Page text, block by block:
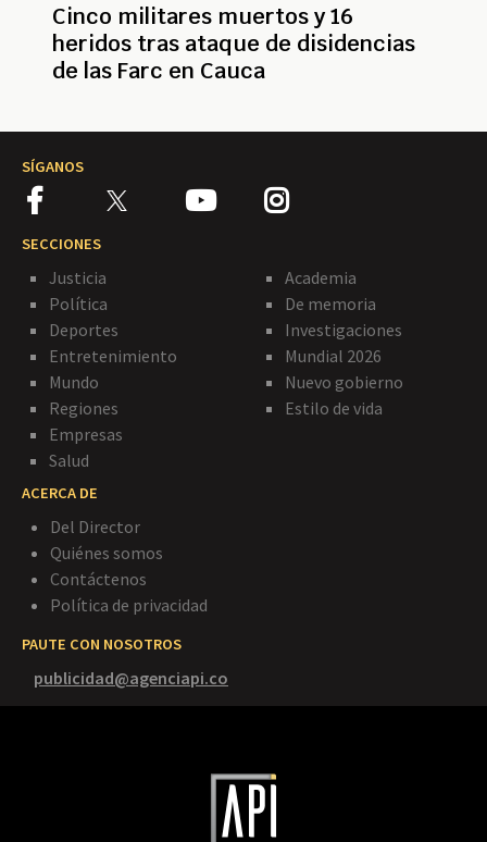
Cinco militares muertos y 16
heridos tras ataque de disidencias
de las Farc en Cauca
SÍGANOS
SECCIONES
Justicia
Política
Deportes
Entretenimiento
Mundo
Regiones
Empresas
Salud
Academia
De memoria
Investigaciones
Mundial 2026
Nuevo gobierno
Estilo de vida
ACERCA DE
Del Director
Quiénes somos
Contáctenos
Política de privacidad
PAUTE CON NOSOTROS
publicidad@agenciapi.co